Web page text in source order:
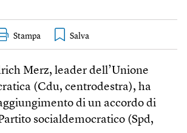
Stampa
Merz, leader dell’Unione
(Cdu, centrodestra), ha
di un accordo di
socialdemocratico (Spd,